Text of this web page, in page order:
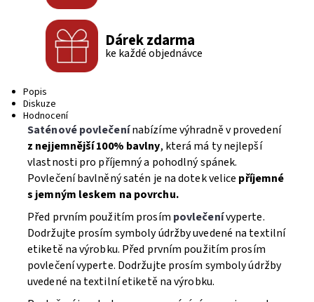
Dárek zdarma
ke každé objednávce
Popis
Diskuze
Hodnocení
Saténové povlečenínabízíme výhradně v provedení
z nejjemnější 100% bavlny, která má ty nejlepší
vlastnosti pro příjemný a pohodlný spánek.
Povlečení bavlněný satén je na dotek velice příjemné
s jemným leskem na povrchu.
Před prvním použitím prosím povlečenívyperte.
Dodržujte prosím symboly údržby uvedené na textilní
etiketě na výrobku. Před prvním použitím prosím
povlečení vyperte. Dodržujte prosím symboly údržby
uvedené na textilní etiketě na výrobku.